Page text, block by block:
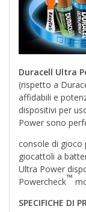
Duracell Ultra
(rispetto a
affidabili e
dispositivi per
Power sono
console di gioco
giocattoli a
Ultra Power
Powercheck™
SPECIFICHE DI